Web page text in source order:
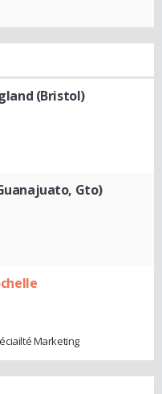
(Bristol)
Gto)
Marketing